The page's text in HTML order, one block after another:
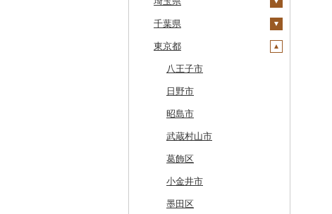
旭川市
森町
稚内市
標津町
清里町
北斗市
留萌市
白糠町
釧路町
藤崎町
六ヶ所村
東北町
三戸町
東通村
黒石市
おいらせ町
鶴田町
階上町
矢巾町
釜石市
野田村
普代村
一戸町
陸前高田市
紫波町
滝沢市
住田町
丸森町
大衡村
加美町
利府町
白石市
登米市
山元町
名取市
川崎町
横手市
能代市
小坂町
仙北市
井川町
潟上市
三種町
藤里町
湯沢市
村山市
尾花沢市
上山市
河北町
酒田市
新庄市
長井市
小国町
南陽市
福島県
天栄村
広野町
鏡石町
須賀川市
小野町
棚倉町
古殿町
昭和村
稲敷市
潮来市
五霞町
北茨城市
境町
かすみがうら市
牛久市
常陸太田市
つくばみらい市
塩谷町
上三川町
佐野市
真岡市
高根沢町
大田原市
栃木市
日光市
小山市
下仁田町
玉村町
安中市
川場村
昭和村
甘楽町
明和町
沼田市
桐生市
春日部市
蕨市
戸田市
毛呂山町
久喜市
ふじみ野市
川島町
上里町
川口市
千葉県
勝浦市
袖ケ浦市
我孫子市
長柄町
芝山町
八千代市
横芝光町
多古町
東京都
八王子市
日野市
昭島市
武蔵村山市
葛飾区
小金井市
墨田区